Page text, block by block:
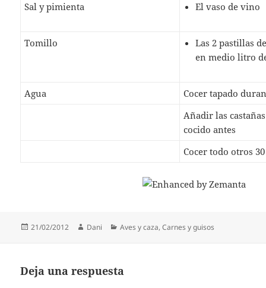
Sal y pimienta
El vaso de vino
Tomillo
Las 2 pastillas
en medio litro
Agua
Cocer tapado
Añadir las
cocido antes
Cocer todo otros
Publicado
21/02/2012 Autor
Dani Categorías
Aves y caza,Carnes y guisos
Deja una respuesta